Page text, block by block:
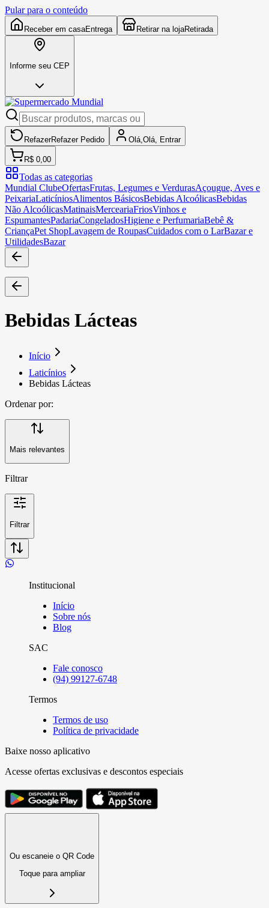
Pular para o conteúdo
Receber em casaEntrega Retirar na lojaRetirada
Informe seu CEP
RefazerRefazer Pedido Olá, Olá, Entrar
R$ 0,00
Todas as categorias
Mundial ClubeOfertasFrutas, Legumes e VerdurasAçougue, Aves e
PeixariaLaticíniosAlimentos BásicosBebidas AlcoólicasBebidas
Não AlcoólicasMatinaisMerceariaFriosVinhos e
EspumantesPadariaCongeladosHigiene e PerfumariaBebê &
CriançaPet ShopLavagem de RoupasCuidados com o LarBazar e
UtilidadesBazar
Bebidas Lácteas
Início
Laticínios
Bebidas Lácteas
Ordenar por:
Mais relevantes
Filtrar
Filtrar
Institucional
Início
Sobre nós
Blog
SAC
Fale conosco
(94) 99127-6748
Termos
Termos de uso
Política de privacidade
Baixe nosso aplicativo
Acesse ofertas exclusivas e descontos especiais
Ou escaneie o QR Code
Toque para ampliar